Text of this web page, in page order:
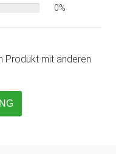
0%
Produkt mit anderen